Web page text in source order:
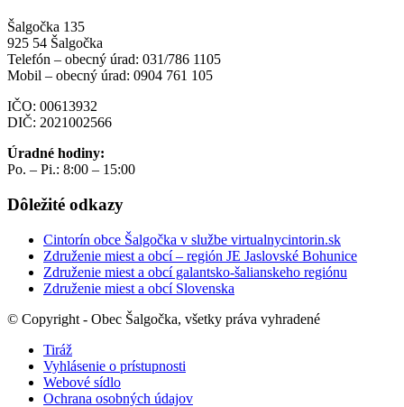
Šalgočka 135
925 54 Šalgočka
Telefón – obecný úrad: 031/786 1105
Mobil – obecný úrad: 0904 761 105
IČO: 00613932
DIČ: 2021002566
Úradné hodiny:
Po. – Pi.: 8:00 – 15:00
Dôležité odkazy
Cintorín obce Šalgočka v službe virtualnycintorin.sk
Združenie miest a obcí – región JE Jaslovské Bohunice
Združenie miest a obcí galantsko-šalianskeho regiónu
Združenie miest a obcí Slovenska
© Copyright - Obec Šalgočka, všetky práva vyhradené
Tiráž
Vyhlásenie o prístupnosti
Webové sídlo
Ochrana osobných údajov